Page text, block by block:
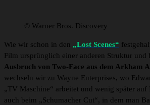
© Warner Bros. Discovery
Wie wir schon in den „Lost Scenes“
Film ursprünglich einer anderen Struktur und
Ausbruch von Two-Face aus dem Arkham
wechseln wir zu Wayne Enterprises, wo
„TV Maschine“ arbeitet und wenig später
auch beim „Schumacher Cut“, in dem man